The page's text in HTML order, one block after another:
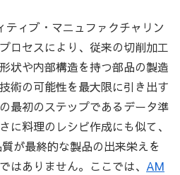
ィブ・マニュファクチャリン
ロセスにより、従来の切削加工
状や内部構造を持つ部品の製造
術の可能性を最大限に引き出す
最初のステップであるデータ準
に料理のレシピ作成にも似て、
が最終的な製品の出来栄えを
はありません。ここでは、 AM